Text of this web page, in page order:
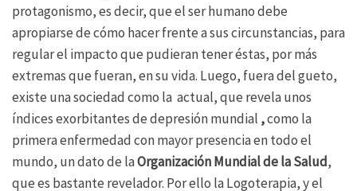
protagonismo, es decir, que el ser humano debe
apropiarse de cómo hacer frente a sus circunstancias, para
regular el impacto que pudieran tener éstas, por más
extremas que fueran, en su vida. Luego, fuera del gueto,
existe una sociedad como la actual, que revela unos
índices exorbitantes de depresión mundial ,como la
primera enfermedad con mayor presencia en todo el
mundo, un dato de laOrganización Mundial de la Salud,
que es bastante revelador. Por ello la Logoterapia, y el